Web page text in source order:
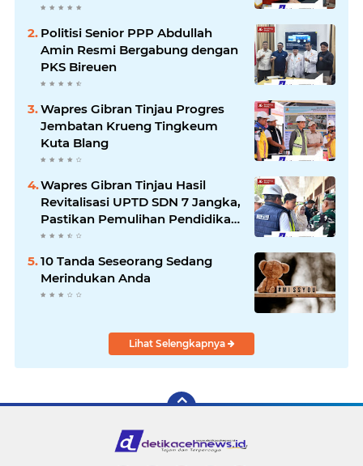
Kartamulia Purwakarta
Politisi Senior PPP Abdullah
Amin Resmi Bergabung dengan
PKS Bireuen
Wapres Gibran Tinjau Progres
Jembatan Krueng Tingkeum
Kuta Blang
Wapres Gibran Tinjau Hasil
Revitalisasi UPTD SDN 7 Jangka,
Pastikan Pemulihan Pendidikan
Pascabencana Berjalan Optimal
10 Tanda Seseorang Sedang
Merindukan Anda
Lihat Selengkapnya